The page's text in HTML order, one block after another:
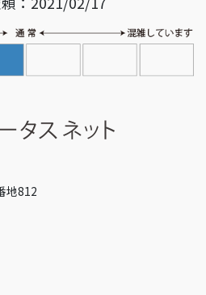
地812